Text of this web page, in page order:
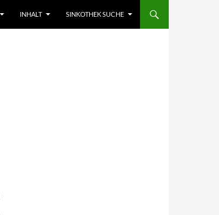
INHALT SINKOTHEK SUCHE